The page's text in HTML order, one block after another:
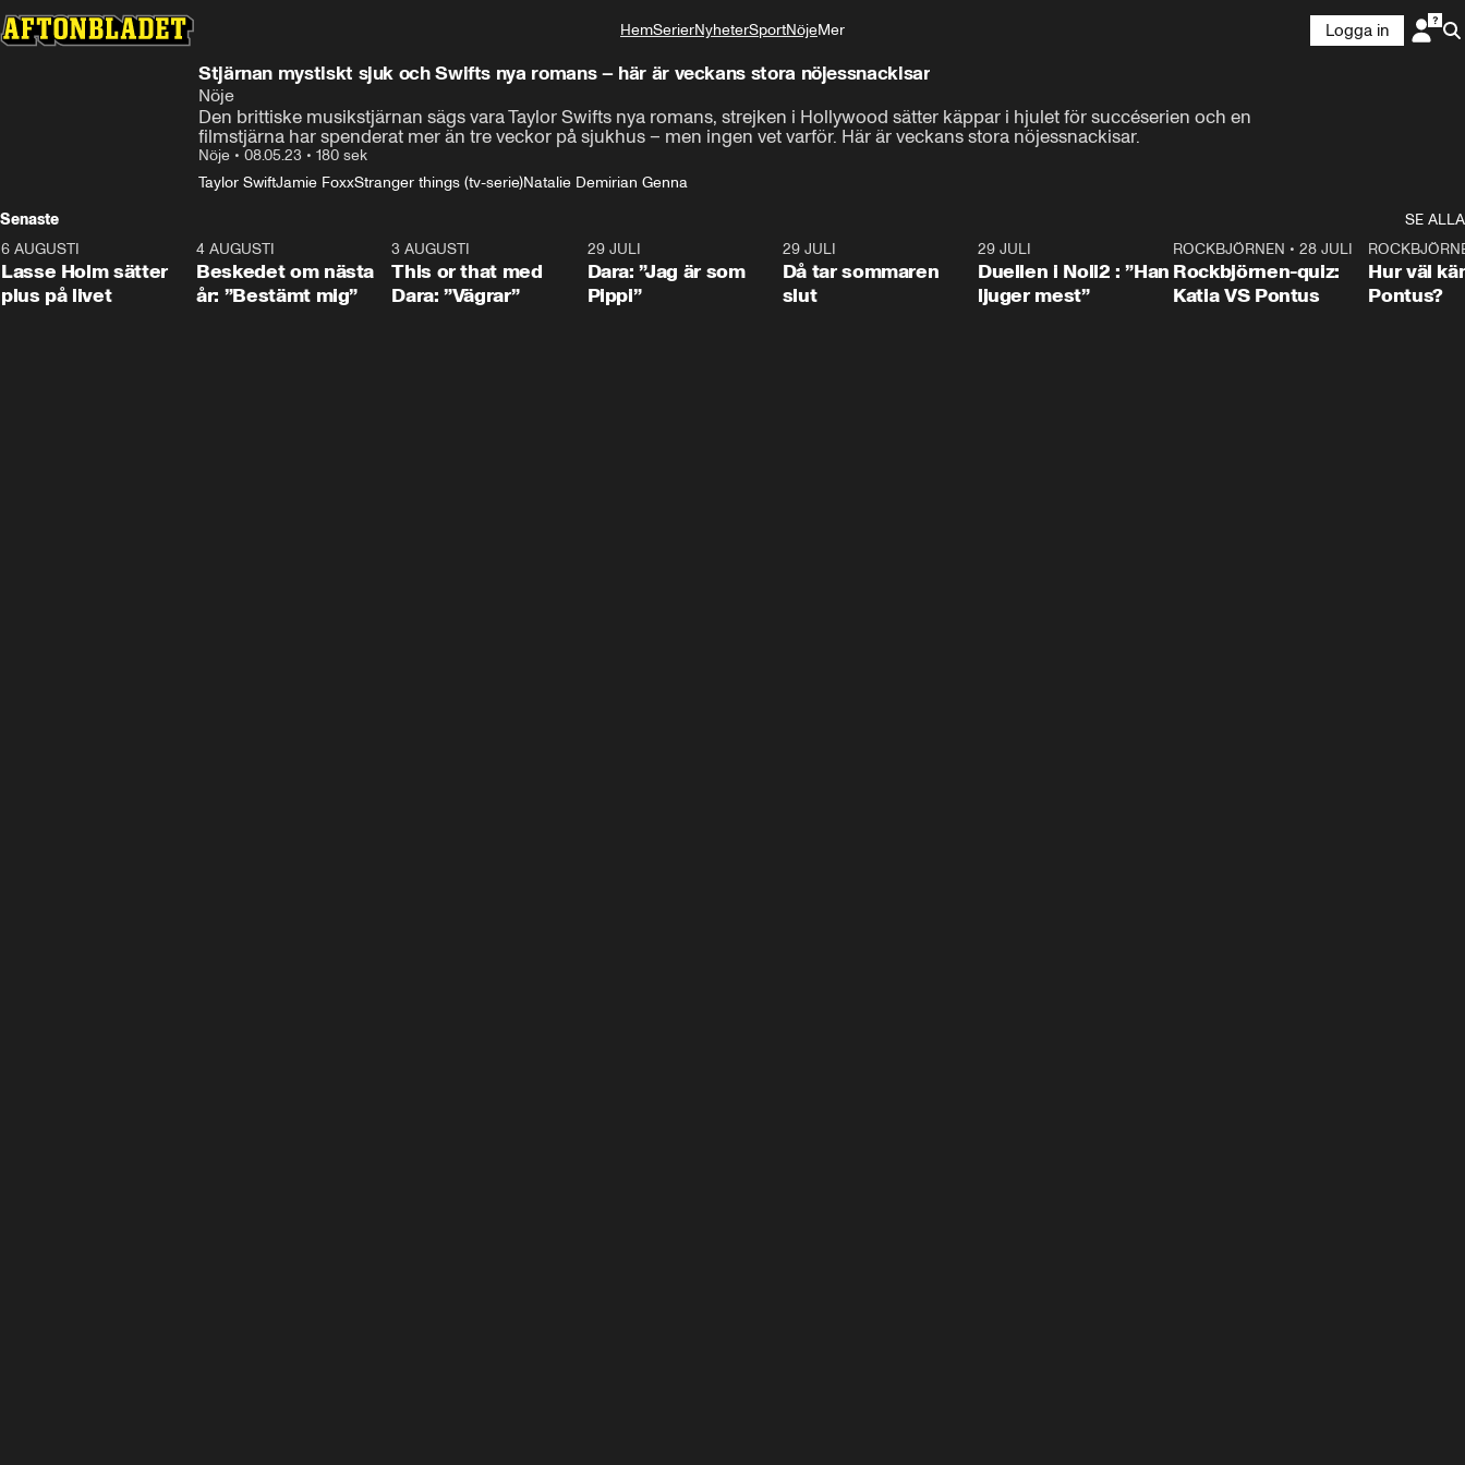
HemSerierNyheterSportNöjeMer
Livsstil
Logga in
Stjärnan mystiskt sjuk och Swifts nya romans – här är veckans stora nöjessnackisar
Nöje
Den brittiske musikstjärnan sägs vara Taylor Swifts nya romans, strejken i Hollywood sätter käppar i hjulet för succéserien och en
filmstjärna har spenderat mer än tre veckor på sjukhus – men ingen vet varför. Här är veckans stora nöjessnackisar.
Nöje • 08.05.23 • 180 sek
Taylor SwiftJamie FoxxStranger things (tv-serie)Natalie Demirian Genna
Senaste
SE ALLA
1:04
6 AUGUSTI
Lasse Holm sätter
plus på livet
0:24
4 AUGUSTI
Beskedet om nästa
år: ”Bestämt mig”
3 AUGUSTI
This or that med
Dara: ”Vägrar”
29 JULI
Dara: ”Jag är som
Pippi”
29 JULI
Då tar sommaren
slut
29 JULI
Duellen i Noll2 : ”Han
ljuger mest”
0:15
ROCKBJÖRNEN •28 JULI
Rockbjörnen-quiz:
Katia VS Pontus
Hur väl
Pontus?